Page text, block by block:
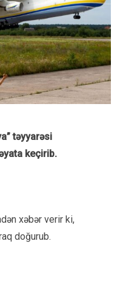
təyyarəsi
keçirib.
xəbər verir ki,
doğurub.